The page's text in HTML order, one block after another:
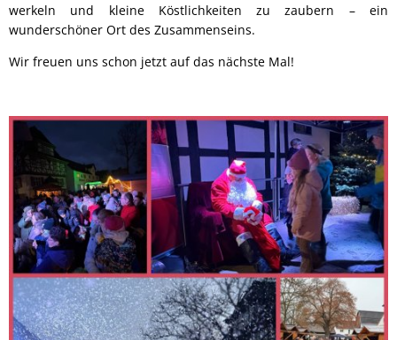
werkeln und kleine Köstlichkeiten zu zaubern – ein
wunderschöner Ort des Zusammenseins.
Wir freuen uns schon jetzt auf das nächste Mal!